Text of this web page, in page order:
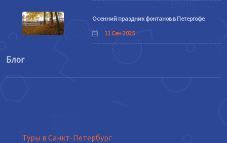
Осенний праздник фонтанов в Петергофе
11 Сен 2025
Блог
Туры в Санкт-Петербург